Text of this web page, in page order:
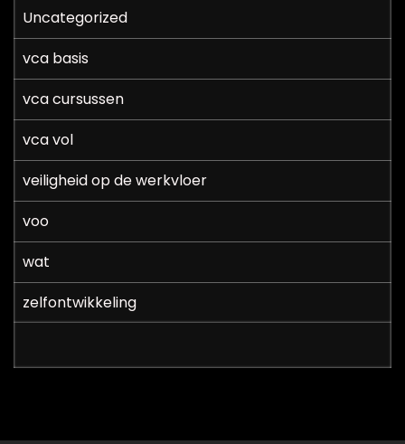
Uncategorized
vca basis
vca cursussen
vca vol
veiligheid op de werkvloer
voo
wat
zelfontwikkeling